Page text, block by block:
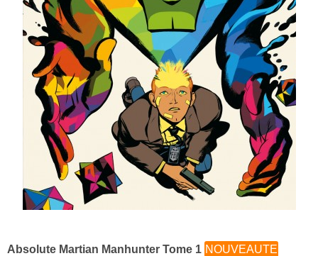
Absolute Martian Manhunter Tome 1 NOUVEAUTE